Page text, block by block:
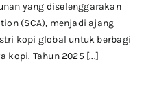
yang diselenggarakan
(SCA), menjadi ajang
kopi global untuk berbagi
kopi. Tahun 2025 [...]